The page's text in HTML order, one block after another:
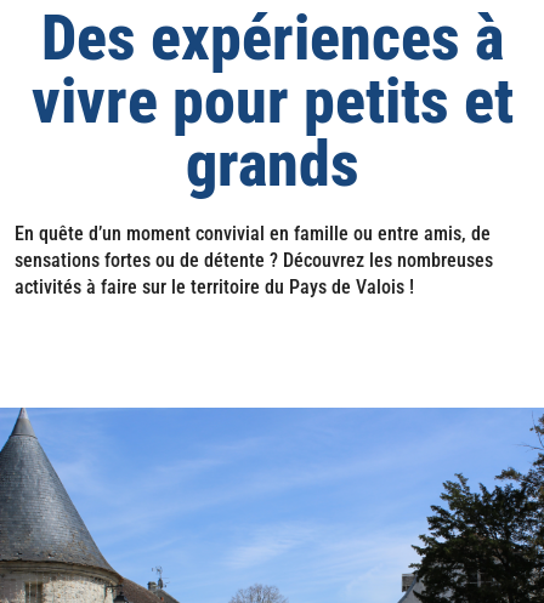
Des expériences à
vivre pour petits et
grands
En quête d’un moment convivial en famille ou entre amis, de
sensations fortes ou de détente ? Découvrez les nombreuses
activités à faire sur le territoire du Pays de Valois !